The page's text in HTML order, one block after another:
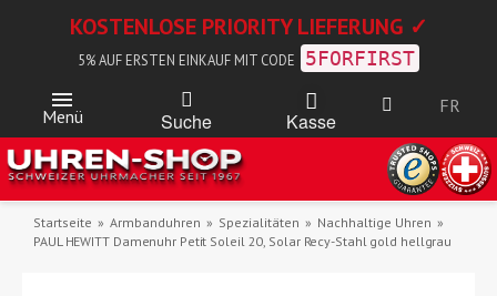
KOSTENLOSE PRIORITY LIEFERUNG ✓
5% AUF ERSTEN EINKAUF MIT CODE 5FORFIRST
Menü Suche Kasse
FR
Startseite Armbanduhren Spezialitäten
Nachhaltige Uhren
PAUL HEWITT Damenuhr Petit Soleil 20, Solar Recy-Stahl gold hellgrau